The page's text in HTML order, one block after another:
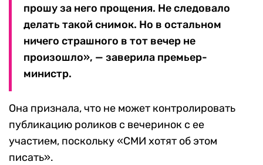
прошу за него прощения. Не следовало
делать такой снимок. Но в остальном
ничего страшного в тот вечер не
произошло», — заверила премьер-
министр.
Она признала, что не может контролировать
публикацию роликов с вечеринок с ее
участием, поскольку «СМИ хотят об этом
писать».